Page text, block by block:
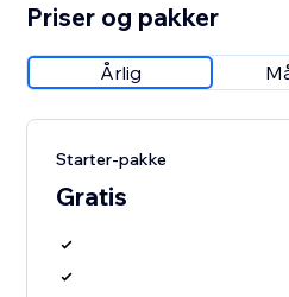
Priser og pakker
Årlig
Starter-pakke
Gratis